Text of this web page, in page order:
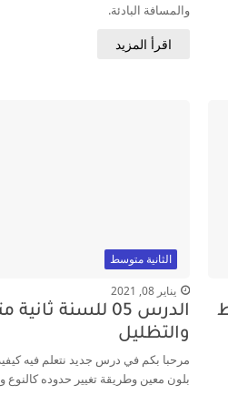
والمسافة البادئة.
اقرأ المزيد
الثانية متوسط
يناير 08, 2021
الدرس 05 للسنة
والتظليل
مرحبا بكم في درس جديد نتعلم فيه
بلون معين وطريقة تغيير حدوده كالنوع